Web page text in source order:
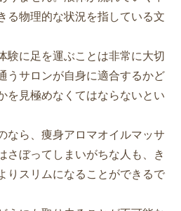
る物理的な状況を指している文
験に足を運ぶことは非常に大切
うサロンが自身に適合するかど
を見極めなくてはならないとい
なら、痩身アロマオイルマッサ
さぼってしまいがちな人も、き
りスリムになることができるで